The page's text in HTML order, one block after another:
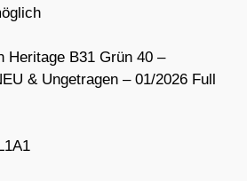
Heritage B31 Grün 40 –
& Ungetragen – 01/2026 Full